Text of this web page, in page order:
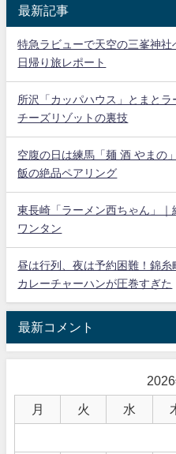
最新記事
特急ラビューで天空の三峯神
日帰り旅レポート
所沢「カッパハウス」とまと
チーズリゾットの裏技
空腹の日は練馬「麺 酒 やまの
飯の絶品ペアリング
東長崎「ラーメン西ちゃん」
ワンタン
昼は行列、夜は予約困難！錦
カレーチャーハンが圧巻すぎた
最新コメント
月 火 水